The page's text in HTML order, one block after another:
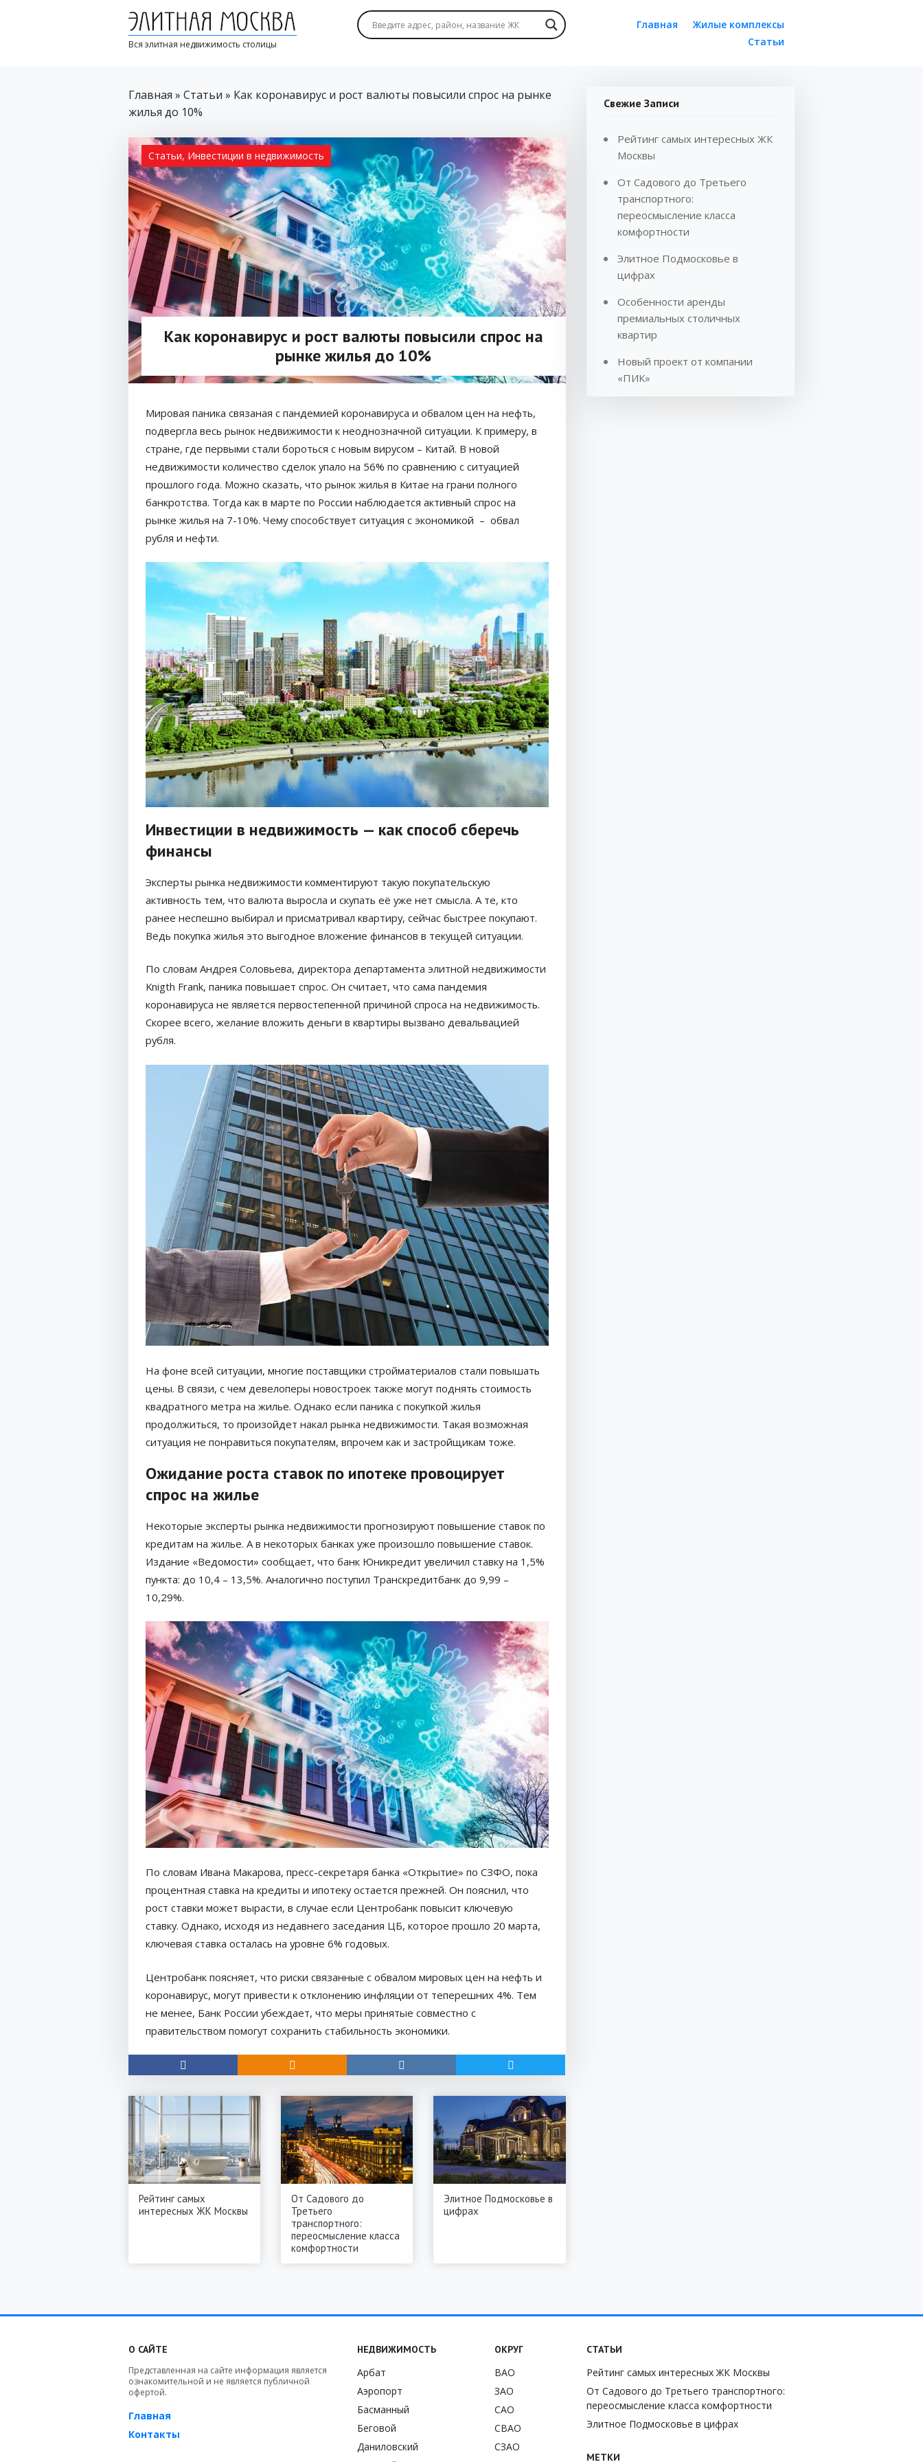
Вся элитная недвижимость столицы
Главная
Жилые комплексы
Статьи
Главная » Статьи » Как коронавирус и рост валюты повысили спрос на рынке
жилья до 10%
Статьи, Инвестиции в недвижимость
Как коронавирус и рост валюты повысили спрос на
рынке жилья до 10%
Мировая паника связаная с пандемией коронавируса и обвалом цен на нефть,
подвергла весь рынок недвижимости к неоднозначной ситуации. К примеру, в
стране, где первыми стали бороться с новым вирусом – Китай. В новой
недвижимости количество сделок упало на 56% по сравнению с ситуацией
прошлого года. Можно сказать, что рынок жилья в Китае на грани полного
банкротства. Тогда как в марте по России наблюдается активный спрос на
рынке жилья на 7-10%. Чему способствует ситуация с экономикой – обвал
рубля и нефти.
Инвестиции в недвижимость — как способ сберечь
финансы
Эксперты рынка недвижимости комментируют такую покупательскую
активность тем, что валюта выросла и скупать её уже нет смысла. А те, кто
ранее неспешно выбирал и присматривал квартиру, сейчас быстрее покупают.
Ведь покупка жилья это выгодное вложение финансов в текущей ситуации.
По словам Андрея Соловьева, директора департамента элитной недвижимости
Knigth Frank, паника повышает спрос. Он считает, что сама пандемия
коронавируса не является первостепенной причиной спроса на недвижимость.
Скорее всего, желание вложить деньги в квартиры вызвано девальвацией
рубля.
На фоне всей ситуации, многие поставщики стройматериалов стали повышать
цены. В связи, с чем девелоперы новостроек также могут поднять стоимость
квадратного метра на жилье. Однако если паника с покупкой жилья
продолжиться, то произойдет накал рынка недвижимости. Такая возможная
ситуация не понравиться покупателям, впрочем как и застройщикам тоже.
Ожидание роста ставок по ипотеке провоцирует
спрос на жилье
Некоторые эксперты рынка недвижимости прогнозируют повышение ставок по
кредитам на жилье. А в некоторых банках уже произошло повышение ставок.
Издание «Ведомости» сообщает, что банк Юникредит увеличил ставку на 1,5%
пункта: до 10,4 – 13,5%. Аналогично поступил Транскредитбанк до 9,99 –
10,29%.
По словам Ивана Макарова, пресс-секретаря банка «Открытие» по СЗФО, пока
процентная ставка на кредиты и ипотеку остается прежней. Он пояснил, что
рост ставки может вырасти, в случае если Центробанк повысит ключевую
ставку. Однако, исходя из недавнего заседания ЦБ, которое прошло 20 марта,
ключевая ставка осталась на уровне 6% годовых.
Центробанк поясняет, что риски связанные с обвалом мировых цен на нефть и
коронавирус, могут привести к отклонению инфляции от теперешних 4%. Тем
не менее, Банк России убеждает, что меры принятые совместно с
правительством помогут сохранить стабильность экономики.
Рейтинг самых
интересных ЖК Москвы
От Садового до
Третьего
транспортного:
переосмысление класса
комфортности
Элитное Подмосковье в
цифрах
Свежие Записи
Рейтинг самых интересных ЖК
Москвы
От Садового до Третьего
транспортного:
переосмысление класса
комфортности
Элитное Подмосковье в
цифрах
Особенности аренды
премиальных столичных
квартир
Новый проект от компании
«ПИК»
О САЙТЕ
Представленная на сайте информация является
ознакомительной и не является публичной
офертой.
Главная
Контакты
НЕДВИЖИМОСТЬ
Арбат
Аэропорт
Басманный
Беговой
Даниловский
ОКРУГ
ВАО
ЗАО
САО
СВАО
СЗАО
СТАТЬИ
Рейтинг самых интересных ЖК Москвы
От Садового до Третьего транспортного:
переосмысление класса комфортности
Элитное Подмосковье в цифрах
МЕТКИ